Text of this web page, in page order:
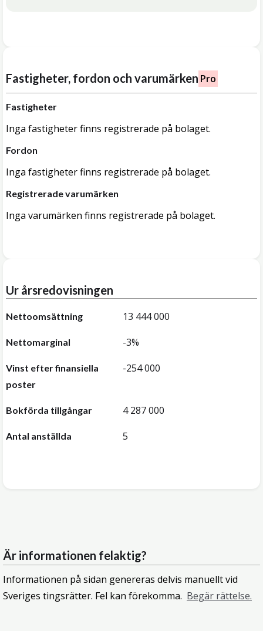
Fastigheter, fordon och varumärken Pro
Fastigheter
Inga fastigheter finns registrerade på bolaget.
Fordon
Inga fastigheter finns registrerade på bolaget.
Registrerade varumärken
Inga varumärken finns registrerade på bolaget.
Ur årsredovisningen
Nettoomsättning 13 444 000
Nettomarginal -3%
Vinst efter finansiella
poster
-254 000
Bokförda tillgångar 4 287 000
Antal anställda 5
Är informationen felaktig?
Informationen på sidan genereras delvis manuellt vid
Sveriges tingsrätter. Fel kan förekomma. Begär rättelse.